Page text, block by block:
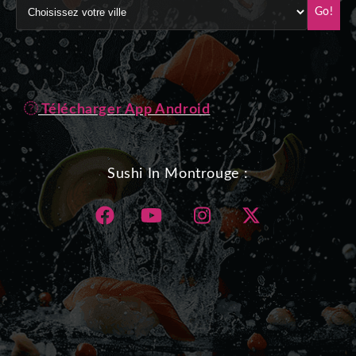
Go!
Télécharger App Android
Sushi In Montrouge :